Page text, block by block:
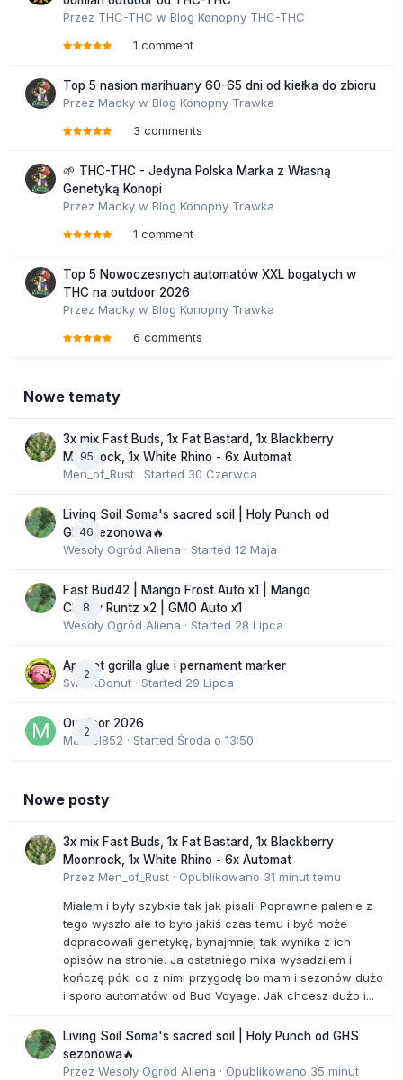
Przez THC-THC w Blog Konopny THC-THC
1 comment
Top 5 nasion marihuany 60-65 dni od kiełka do zbioru
Przez Macky w Blog Konopny Trawka
3 comments
🌱 THC-THC - Jedyna Polska Marka z Własną
Genetyką Konopi
Przez Macky w Blog Konopny Trawka
1 comment
Top 5 Nowoczesnych automatów XXL bogatych w
THC na outdoor 2026
Przez Macky w Blog Konopny Trawka
6 comments
Nowe tematy
95
3x mix Fast Buds, 1x Fat Bastard, 1x Blackberry
Moonrock, 1x White Rhino - 6x Automat
Men_of_Rust · Started 30 Czerwca
46
Living Soil Soma's sacred soil | Holy Punch od
GHS sezonowa🔥
Wesoły Ogród Aliena · Started 12 Maja
8
Fast Bud42 | Mango Frost Auto x1 | Mango
Cherry Runtz x2 | GMO Auto x1
Wesoły Ogród Aliena · Started 28 Lipca
2
Apricot gorilla glue i pernament marker
SweetDonut · Started 29 Lipca
2
Outdoor 2026
Marcel852 · Started Środa o 13:50
Nowe posty
3x mix Fast Buds, 1x Fat Bastard, 1x Blackberry
Moonrock, 1x White Rhino - 6x Automat
Przez Men_of_Rust · Opublikowano 31 minut temu
Miałem i były szybkie tak jak pisali. Poprawne palenie z
tego wyszło ale to było jakiś czas temu i być może
dopracowali genetykę, bynajmniej tak wynika z ich
opisów na stronie. Ja ostatniego mixa wysadzilem i
kończę póki co z nimi przygodę bo mam i sezonów dużo
i sporo automatów od Bud Voyage. Jak chcesz dużo i...
Living Soil Soma's sacred soil | Holy Punch od GHS
sezonowa🔥
Przez Wesoły Ogród Aliena · Opublikowano 35 minut